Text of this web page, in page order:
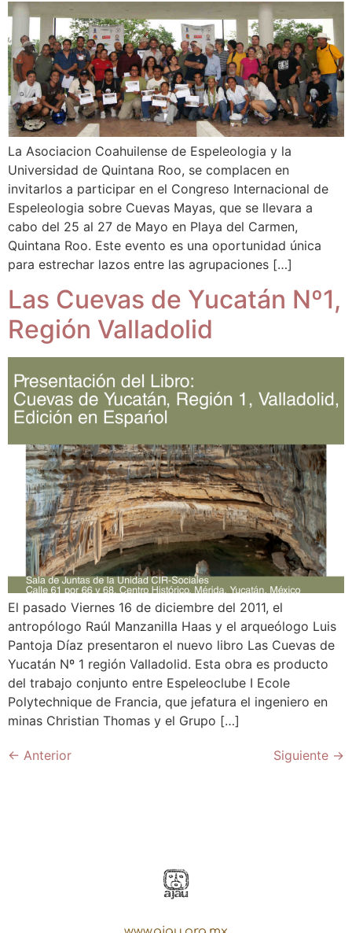
La Asociacion Coahuilense de Espeleologia y la
Universidad de Quintana Roo, se complacen en
invitarlos a participar en el Congreso Internacional de
Espeleologia sobre Cuevas Mayas, que se llevara a
cabo del 25 al 27 de Mayo en Playa del Carmen,
Quintana Roo. Este evento es una oportunidad única
para estrechar lazos entre las agrupaciones […]
Las Cuevas de Yucatán Nº1,
Región Valladolid
El pasado Viernes 16 de diciembre del 2011, el
antropólogo Raúl Manzanilla Haas y el arqueólogo Luis
Pantoja Díaz presentaron el nuevo libro Las Cuevas de
Yucatán Nº 1 región Valladolid. Esta obra es producto
del trabajo conjunto entre Espeleoclube I Ecole
Polytechnique de Francia, que jefatura el ingeniero en
minas Christian Thomas y el Grupo […]
← Anterior Siguiente →